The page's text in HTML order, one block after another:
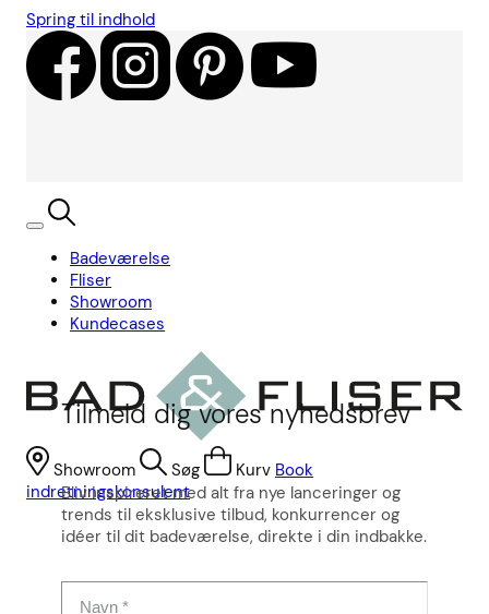
Spring til indhold
Badeværelse
Fliser
Showroom
Kundecases
Showroom Søg Kurv Book
indretningskonsulent
Tilmeld dig vores nyhedsbrev
Bliv inspireret med alt fra nye lanceringer og
trends til eksklusive tilbud, konkurrencer og
idéer til dit badeværelse, direkte i din indbakke.